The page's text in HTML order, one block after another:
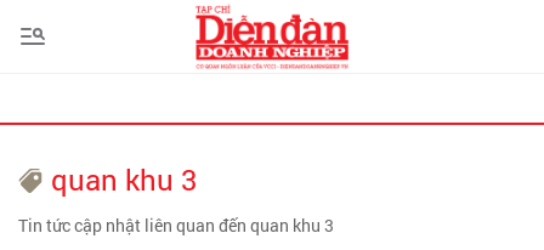
quan khu 3
Tin tức cập nhật liên quan đến quan khu 3